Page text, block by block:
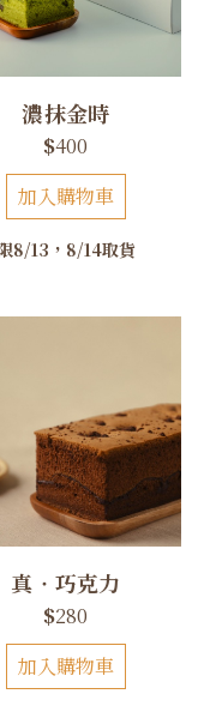
濃抹金時
$400
加入購物車
8/13，8/14取貨
真‧巧克力
$280
加入購物車